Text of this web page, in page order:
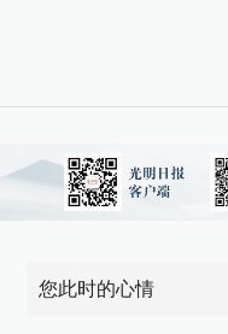
您此时的心情